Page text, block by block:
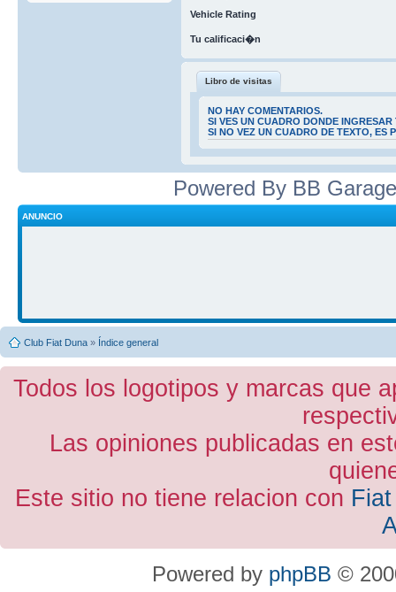
Vehicle Rating
Tu calificaci�n
Libro de visitas
NO HAY COMENTARIOS.
SI VES UN CUADRO DONDE
SI NO VEZ UN CUADRO DE TEXTO, ES
Powered By BB
ANUNCIO
Club Fiat Duna » Índice general
Todos los logotipos y marcas que
Las opiniones publicadas en
Este sitio no tiene relacion con
Powered by phpBB ©